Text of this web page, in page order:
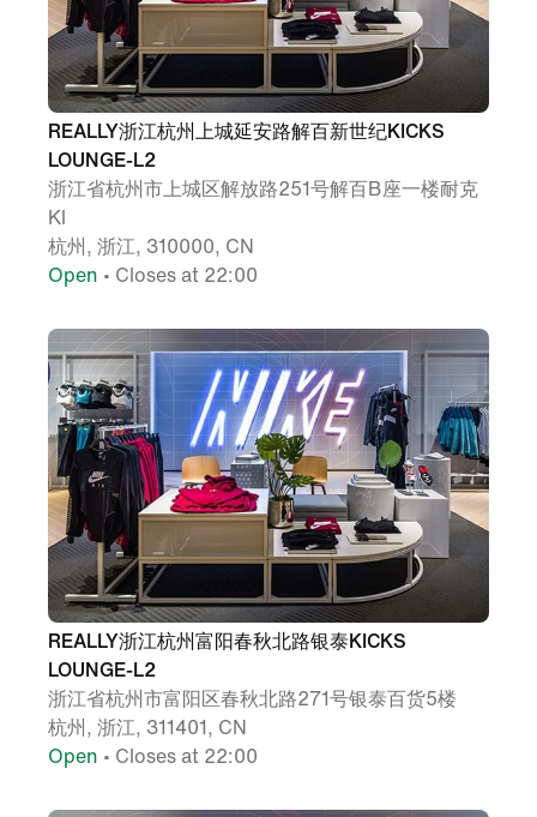
REALLY浙江杭州上城延安路解百新世纪KICKS
LOUNGE-L2
浙江省杭州市上城区解放路251号解百B座一楼耐克
Kl
杭州, 浙江, 310000, CN
Open • Closes at 22:00
REALLY浙江杭州富阳春秋北路银泰KICKS
LOUNGE-L2
浙江省杭州市富阳区春秋北路271号银泰百货5楼
杭州, 浙江, 311401, CN
Open • Closes at 22:00